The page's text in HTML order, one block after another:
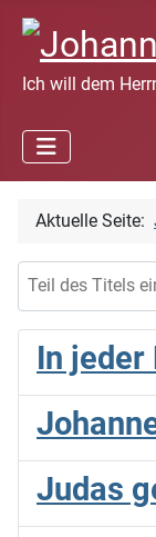
Ich will dem
Aktuelle Seite:
In jeder
Judas